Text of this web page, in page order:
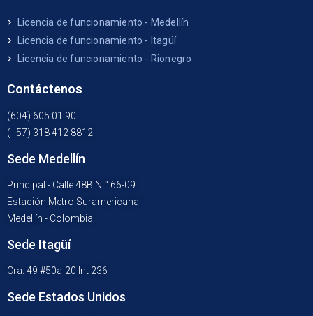
Licencia de funcionamiento - Medellín
Licencia de funcionamiento - Itagüí
Licencia de funcionamiento - Rionegro
Contáctenos
(604) 605 01 90
(+57) 318 412 8812
Sede Medellín
Principal - Calle 48B N ° 66-09
Estación Metro Suramericana
Medellín - Colombia
Sede Itagüí
Cra. 49 #50a-20 Int 236
Sede Estados Unidos